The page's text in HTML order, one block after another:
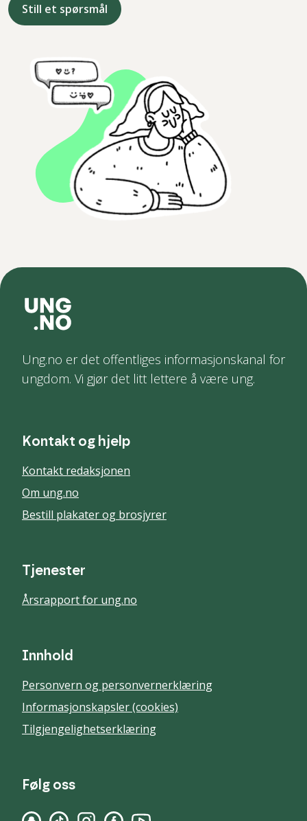
Still et spørsmål
Ung.no er det offentliges informasjonskanal for
ungdom. Vi gjør det litt lettere å være ung.
Kontakt og hjelp
Kontakt redaksjonen
Om ung.no
Bestill plakater og brosjyrer
Tjenester
Årsrapport for ung.no
Innhold
Personvern og personvernerklæring
Informasjonskapsler (cookies)
Tilgjengelighetserklæring
Følg oss